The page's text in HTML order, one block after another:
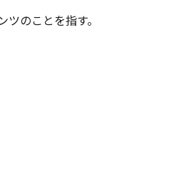
のことを指す。